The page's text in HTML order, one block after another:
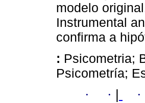
modelo
Instrumental
confirma a
: Psicometria;
Psicometría;
· · ·